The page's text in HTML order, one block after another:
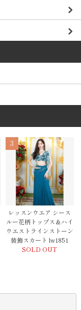
3
レッスンウエア シース
ルー花柄トップス＆ハイ
ウエストラインストーン
装飾スカート lw1851
SOLD OUT